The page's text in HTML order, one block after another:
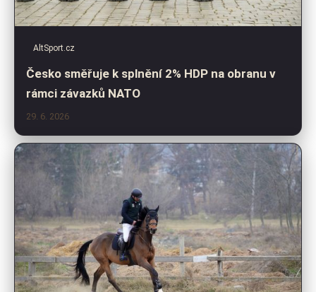
AltSport.cz
Česko směřuje k splnění 2% HDP na obranu v
rámci závazků NATO
29. 6. 2026